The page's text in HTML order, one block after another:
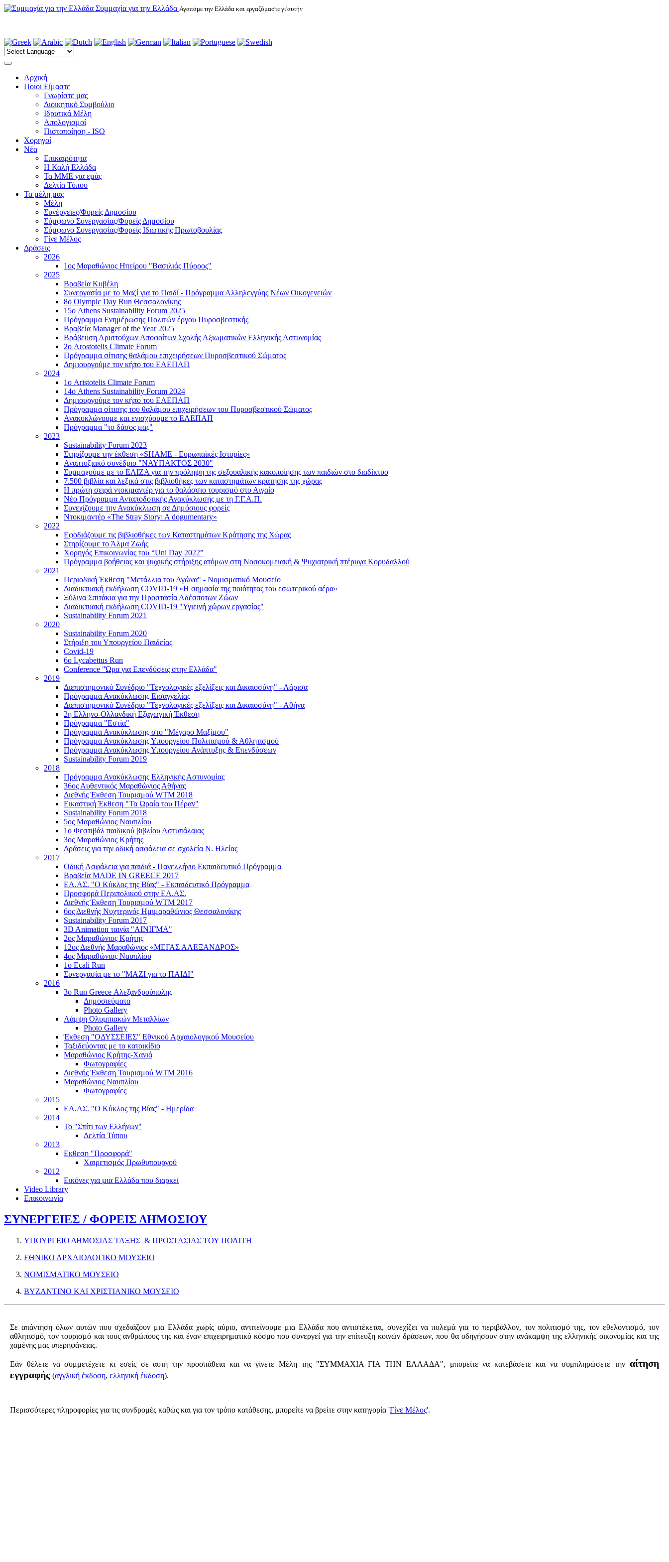
Συμμαχία για την Ελλάδα Αγαπάμε την Ελλάδα και εργαζόμαστε γι'αυτήν
Αρχική
Ποιοι Είμαστε
Γνωρίστε μας
Διοικητικό Συμβούλιο
Ιδρυτικά Μέλη
Απολογισμοί
Πιστοποίηση - ISO
Χορηγοί
Νέα
Επικαιρότητα
H Καλή Ελλάδα
Τα ΜΜΕ για εμάς
Δελτία Τύπου
Τα μέλη μας
Μέλη
Συνέργειες/Φορείς Δημοσίου
Σύμφωνο Συνεργασίας/Φορείς Δημοσίου
Σύμφωνο Συνεργασίας/Φορείς Ιδιωτικής Πρωτοβουλίας
Γίνε Μέλος
Δράσεις
2026
1ος Μαραθώνιος Ηπείρου "Βασιλιάς Πύρρος"
2025
Βραβεία Κυβέλη
Συνεργασία με το Μαζί για το Παιδί - Πρόγραμμα Αλληλεγγύης Νέων Οικογενειών
8ο Olympic Day Run Θεσσαλονίκης
15ο Athens Sustainability Forum 2025
Πρόγραμμα Ενημέρωσης Πολιτών έργου Πυροσβεστικής
Βραβεία Manager of the Year 2025
Βράβευση Αριστούχων Αποφοίτων Σχολής Αξιωματικών Ελληνικής Αστυνομίας
2ο Arostotelis Climate Forum
Πρόγραμμα σίτισης θαλάμου επιχειρήσεων Πυροσβεστικού Σώματος
Δημιουργούμε τον κήπο του ΕΛΕΠΑΠ
2024
1ο Aristotelis Climate Forum
14ο Athens Sustainability Forum 2024
Δημιουργούμε τον κήπο του ΕΛΕΠΑΠ
Πρόγραμμα σίτισης του θαλάμου επιχειρήσεων του Πυροσβεστικού Σώματος
Ανακυκλώνουμε και ενισχύουμε το ΕΛΕΠΑΠ
Πρόγραμμα "το δάσος μας"
2023
Sustainability Forum 2023
Στηρίζουμε την έκθεση «SHAME - Ευρωπαϊκές Ιστορίες»
Αναπτυξιακό συνέδριο "ΝΑΥΠΑΚΤΟΣ 2030"
Συμμαχούμε με το ΕΛΙΖΑ για την πρόληψη της σεξουαλικής κακοποίησης των παιδιών στο διαδίκτυο
7.500 βιβλία και λεξικά στις βιβλιοθήκες των καταστημάτων κράτησης της χώρας
Η πρώτη σειρά ντοκιμαντέρ για το θαλάσσιο τουρισμό στο Αιγαίο
Νέο Πρόγραμμα Ανταποδοτικής Ανακύκλωσης με τη Γ.Γ.Α.Π.
Συνεχίζουμε την Ανακύκλωση σε Δημόσιους φορείς
Ντοκιμαντέρ «The Stray Story: A dogumentary»
2022
Εφοδιάζουμε τις βιβλιοθήκες των Καταστημάτων Κράτησης της Χώρας
Στηρίζουμε το Άλμα Ζωής
Χορηγός Επικοινωνίας του “Uni Day 2022”
Πρόγραμμα βοήθειας και ψυχικής στήριξης ατόμων στη Νοσοκομειακή & Ψυχιατρική πτέρυγα Κορυδαλλού
2021
Περιοδική Έκθεση "Μετάλλια του Αγώνα" - Νομισματικό Μουσείο
Διαδικτυακή εκδήλωση COVID-19 «Η σημασία της ποιότητας του εσωτερικού αέρα»
Ξύλινα Σπιτάκια για την Προστασία Αδέσποτων Ζώων
Διαδικτυακή εκδήλωση COVID-19 "Υγιεινή χώρων εργασίας"
Sustainability Forum 2021
2020
Sustainability Forum 2020
Στήριξη του Υπουργείου Παιδείας
Covid-19
6ο Lycabettus Run
Conference "Ώρα για Επενδύσεις στην Ελλάδα"
2019
Διεπιστημονικό Συνέδριο "Τεχνολογικές εξελίξεις και Δικαιοσύνη" - Λάρισα
Πρόγραμμα Ανακύκλωσης Εισαγγελίας
Διεπιστημονικό Συνέδριο "Τεχνολογικές εξελίξεις και Δικαιοσύνη" - Αθήνα
2η Ελληνο-Ολλανδική Εξαγωγική Έκθεση
Πρόγραμμα "Εστία"
Πρόγραμμα Ανακύκλωσης στο "Μέγαρο Μαξίμου"
Πρόγραμμα Ανακύκλωσης Υπουργείου Πολιτισμού & Αθλητισμού
Πρόγραμμα Ανακύκλωσης Υπουργείου Ανάπτυξης & Επενδύσεων
Sustainability Forum 2019
2018
Πρόγραμμα Ανακύκλωσης Ελληνικής Αστυνομίας
36ος Αυθεντικός Μαραθώνιος Αθήνας
Διεθνής Έκθεση Τουρισμού WTM 2018
Εικαστική Έκθεση "Τα Ωραία του Πέραν"
Sustainability Forum 2018
5ος Μαραθώνιος Ναυπλίου
1ο Φεστιβάλ παιδικού βιβλίου Αστυπάλαιας
3ος Μαραθώνιος Κρήτης
Δράσεις για την οδική ασφάλεια σε σχολεία Ν. Ηλείας
2017
Οδική Ασφάλεια για παιδιά - Πανελλήνιο Εκπαιδευτικό Πρόγραμμα
Βραβεία MADE IN GREECE 2017
ΕΛ.ΑΣ. "Ο Κύκλος της Βίας" - Εκπαιδευτικό Πρόγραμμα
Προσφορά Περιπολικού στην ΕΛ.ΑΣ.
Διεθνής Έκθεση Τουρισμού WTM 2017
6ος Διεθνής Νυχτερινός Ημιμαραθώνιος Θεσσαλονίκης
Sustainability Forum 2017
3D Animation ταινία "ΑΙΝΙΓΜΑ"
2ος Μαραθώνιος Κρήτης
12ος Διεθνής Μαραθώνιος «ΜΕΓΑΣ ΑΛΕΞΑΝΔΡΟΣ»
4ος Μαραθώνιος Ναυπλίου
1ο Ecali Run
Συνεργασία με το "ΜΑΖΙ για το ΠΑΙΔΙ"
2016
3ο Run Greece Αλεξανδρούπολης
Δημοσιεύματα
Photo Gallery
Λάμψη Ολυμπιακών Μεταλλίων
Photo Gallery
Έκθεση "ΟΔΥΣΣΕΙΕΣ" Εθνικού Αρχαιολογικού Μουσείου
Ταξιδεύοντας με το κατοικίδιο
Μαραθώνιος Κρήτης-Χανιά
Φωτογραφίες
Διεθνής Έκθεση Τουρισμού WTM 2016
Μαραθώνιος Ναυπλίου
Φωτογραφίες
2015
ΕΛ.ΑΣ. "Ο Κύκλος της Βίας" - Ημερίδα
2014
Το "Σπίτι των Ελλήνων"
Δελτία Τύπου
2013
Εκθεση "Προσφορά"
Χαιρετισμός Πρωθυπουργού
2012
Εικόνες για μια Ελλάδα που διαρκεί
Video Library
Επικοινωνία
ΣΥΝΕΡΓΕΙΕΣ / ΦΟΡΕΙΣ ΔΗΜΟΣΙΟΥ
ΥΠΟΥΡΓΕΙΟ ΔΗΜΟΣΙΑΣ ΤΑΞΗΣ & ΠΡΟΣΤΑΣΙΑΣ ΤΟΥ ΠΟΛΙΤΗ
ΕΘΝΙΚΟ ΑΡΧΑΙΟΛΟΓΙΚΟ ΜΟΥΣΕΙΟ
ΝΟΜIΣΜΑΤΙΚΟ ΜΟΥΣΕΙΟ
ΒΥΖΑΝΤΙΝΟ ΚΑΙ ΧΡΙΣΤΙΑΝΙΚΟ ΜΟΥΣΕΙΟ
Σε απάντηση όλων αυτών που σχεδιάζουν μια Ελλάδα χωρίς αύριο, αντιτείνουμε μια Ελλάδα που αντιστέκεται, συνεχίζει να πολεμά για το περιβάλλον, τον πολιτισμό της, τον εθελοντισμό, τον
αθλητισμό, τον τουρισμό και τους ανθρώπους της και έναν επιχειρηματικό κόσμο που συνεργεί για την επίτευξη κοινών δράσεων, που θα οδηγήσουν στην ανάκαμψη της ελληνικής οικονομίας και της
χαμένης μας υπερηφάνειας.
Εάν θέλετε να συμμετέχετε κι εσείς σε αυτή την προσπάθεια και να γίνετε Μέλη της "ΣΥΜΜΑΧΙΑ ΓΙΑ ΤΗΝ ΕΛΛΑΔΑ", μπορείτε να κατεβάσετε και να συμπληρώσετε την αίτηση
εγγραφής (αγγλική έκδοση, ελληνική έκδοση).
Περισσότερες πληροφορίες για τις συνδρομές καθώς και για τον τρόπο κατάθεσης, μπορείτε να βρείτε στην κατηγορία 'Γίνε Μέλος'.